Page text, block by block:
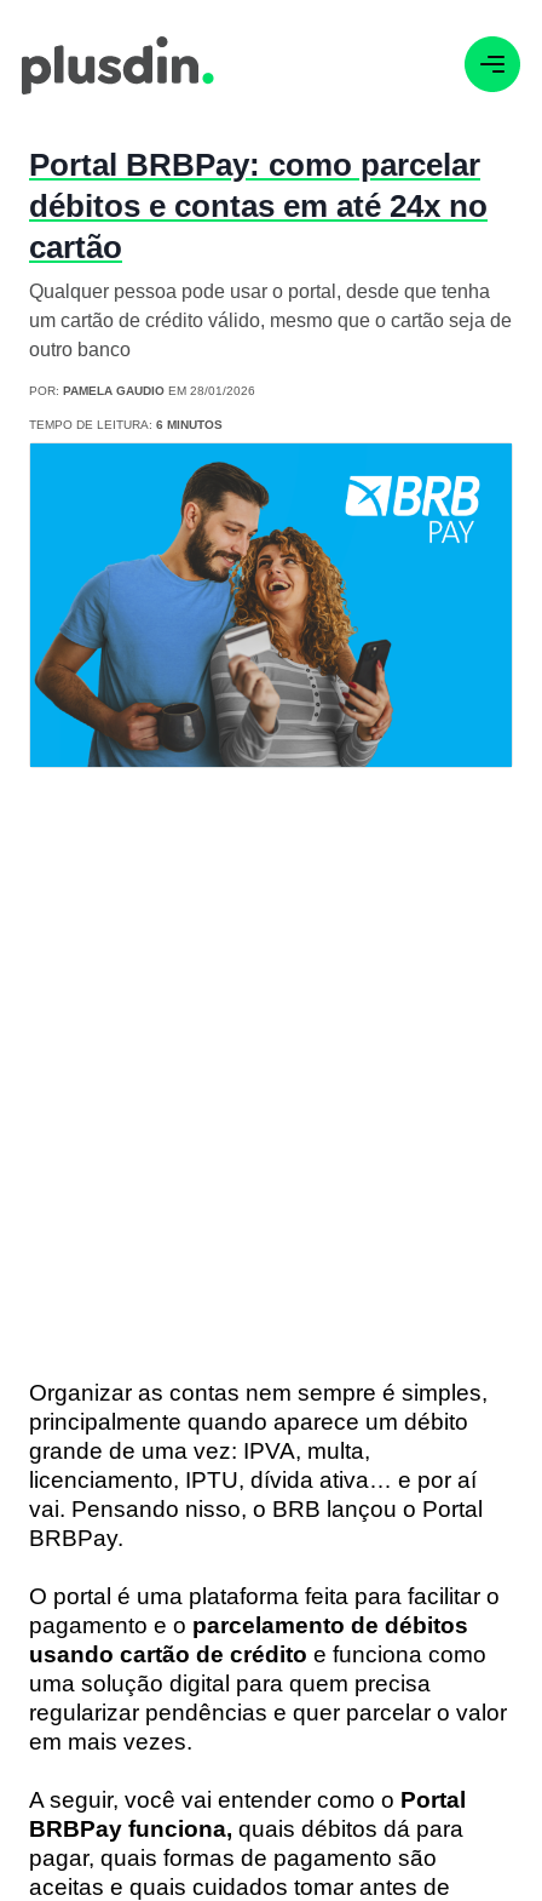
Portal BRBPay: como parcelar
débitos e contas em até 24x no
cartão
Qualquer pessoa pode usar o portal, desde que tenha
um cartão de crédito válido, mesmo que o cartão seja de
outro banco
POR: PAMELA GAUDIO EM 28/01/2026
TEMPO DE LEITURA: 6 MINUTOS
Organizar as contas nem sempre é simples,
principalmente quando aparece um débito
grande de uma vez: IPVA, multa,
licenciamento, IPTU, dívida ativa… e por aí
vai. Pensando nisso, o BRB lançou o Portal
BRBPay.
O portal é uma plataforma feita para facilitar o
pagamento e o parcelamento de débitos
usando cartão de crédito e funciona como
uma solução digital para quem precisa
regularizar pendências e quer parcelar o valor
em mais vezes.
A seguir, você vai entender como o Portal
BRBPay funciona, quais débitos dá para
pagar, quais formas de pagamento são
aceitas e quais cuidados tomar antes de